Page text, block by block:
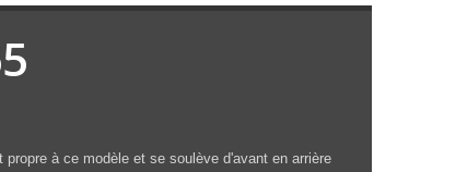
à ce modèle et se soulève d'avant en arrière